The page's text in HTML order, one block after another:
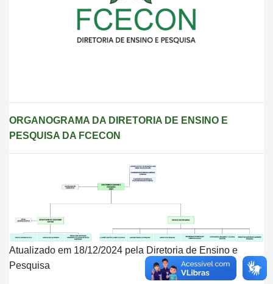
ORGANOGRAMA DA DIRETORIA DE ENSINO E
PESQUISA DA FCECON
Atualizado em 18/12/2024 pela Diretoria de Ensino e
Pesquisa